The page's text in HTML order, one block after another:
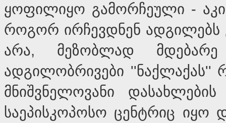
ყოფილიყო გამორჩეული -
როგორ ირჩევდნენ ადგილებს
არა, მეზობლად მდებარე
ადგილობრივები ''ნაქლაქას''
მნიშვნელოვანი
საეპისკოპოსო ცენტრიც იყო